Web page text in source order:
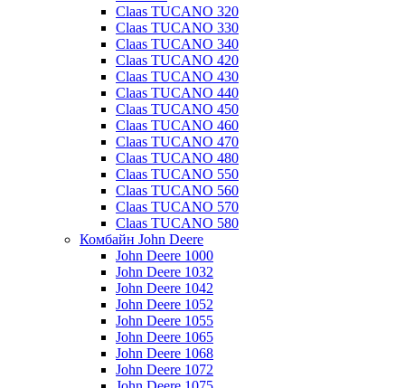
Claas TUCANO 320
Claas TUCANO 330
Claas TUCANO 340
Claas TUCANO 420
Claas TUCANO 430
Claas TUCANO 440
Claas TUCANO 450
Claas TUCANO 460
Claas TUCANO 470
Claas TUCANO 480
Claas TUCANO 550
Claas TUCANO 560
Claas TUCANO 570
Claas TUCANO 580
Комбайн John Deere
John Deere 1000
John Deere 1032
John Deere 1042
John Deere 1052
John Deere 1055
John Deere 1065
John Deere 1068
John Deere 1072